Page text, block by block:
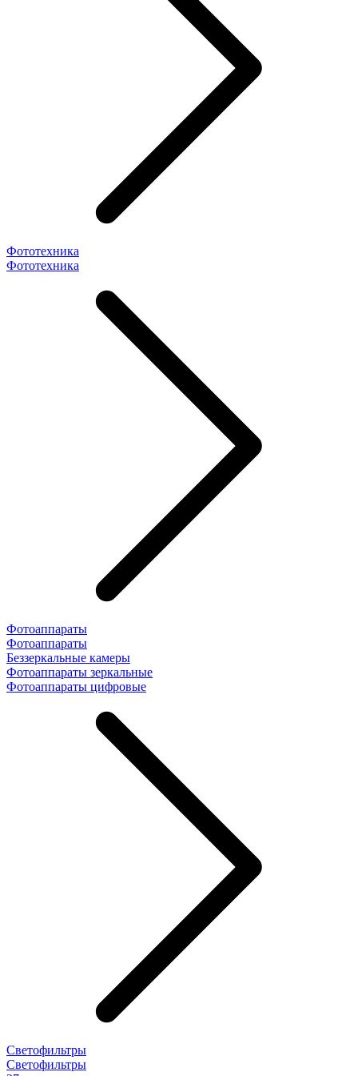
Фототехника
Фототехника
Фотоаппараты
Фотоаппараты
Беззеркальные камеры
Фотоаппараты зеркальные
Фотоаппараты цифровые
Светофильтры
Светофильтры